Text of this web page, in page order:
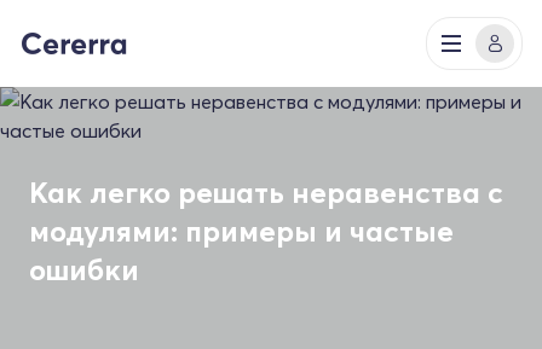
Как легко решать неравенства с
модулями: примеры и частые
ошибки